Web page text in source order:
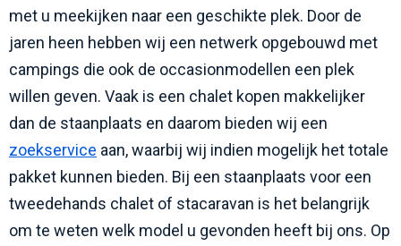
met u meekijken naar een geschikte plek. Door de
jaren heen hebben wij een netwerk opgebouwd met
campings die ook de occasionmodellen een plek
willen geven. Vaak is een chalet kopen makkelijker
dan de staanplaats en daarom bieden wij een
zoekservice aan, waarbij wij indien mogelijk het totale
pakket kunnen bieden. Bij een staanplaats voor een
tweedehands chalet of stacaravan is het belangrijk
om te weten welk model u gevonden heeft bij ons. Op